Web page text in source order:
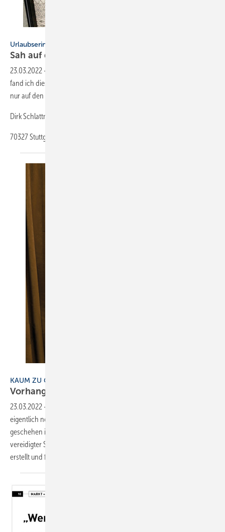
Urlaubserinnerungen
Sah auf den ersten Blick ganz gut
23.03.2022 -
fand ich diese Installation in einem ganz neuen Bad vor. Sah leider
nur auf den ersten Blick gut aus.
Dirk Schlattmann
70327Stuttgart
KAUM ZU GLAUBEN
Vorhang ist eindeutiger
23.03.2022 -
eigentlich noch nicht mal in seinen schlimmsten Träumen vorstellen,
geschehen ist es dennoch. Ein Gutachter (öffentlich bestellter und
vereidigter Sachverständiger der Handwerkskammer) hat das Foto
erstellt und festgestellt: „Zusammenfassend liegt